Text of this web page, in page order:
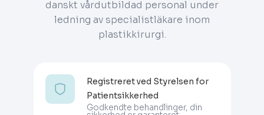
danskt vårdutbildad personal under
ledning av specialistläkare inom
plastikkirurgi.
Registreret ved Styrelsen for
Patientsikkerhed
Godkendte behandlinger, din